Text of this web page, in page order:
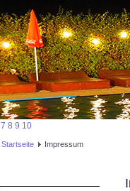
7 8 9 10
Startseite Impressum